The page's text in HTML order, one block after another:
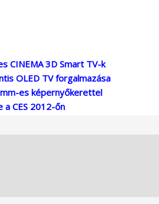
CINEMA 3D Smart TV-k
OLED TV forgalmazása
mm-es képernyőkerettel
a CES 2012-őn